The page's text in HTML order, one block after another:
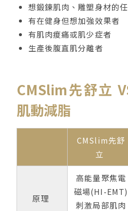
想鍛鍊肌肉、雕塑身材的
有在健身但想加強效果者
有肌肉痠痛或肌少症者
生產後腹直肌分離者
CMSlim先舒立
肌動減脂
CMSlim先舒
立
原理
高能量聚焦電
磁場(HI-EMT)
刺激局部肌肉